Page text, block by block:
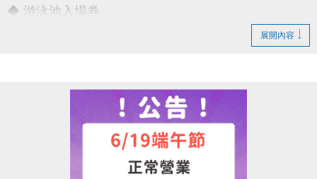
◆ 游泳池入場券
-洽詢專線：03-2639066 #111
-官網 :
https://www.lzsports.com.tw/zh_TW/news/pageID/1/
展開內容